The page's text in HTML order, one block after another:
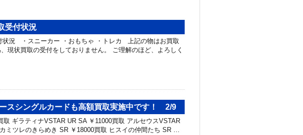
受付状況
状況 ・スニーカー ・おもちゃ ・トレカ 上記の物はお買取
現状買取の受付をしておりません。 ご理解のほど、よろしく
スシングルカードも高額買取実施中です！ 2/9
取 ギラティナVSTAR UR SA ￥11000買取 アルセウスVSTAR
ミツレのきらめき SR ￥18000買取 ヒスイの仲間たち SR …